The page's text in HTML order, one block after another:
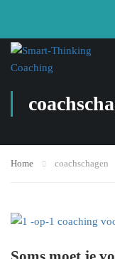
Home coachschagen